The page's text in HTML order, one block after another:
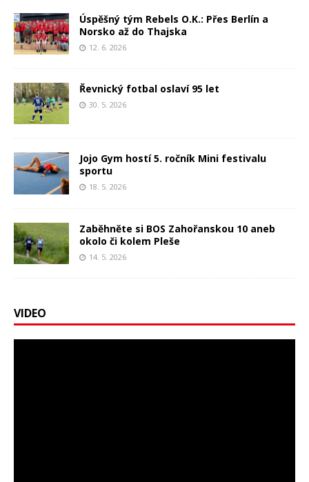
Úspěšný tým Rebels O.K.: Přes Berlín a
Norsko až do Thajska
12. 6. 2026
Řevnický fotbal oslaví 95 let
30. 5. 2026
Jojo Gym hostí 5. ročník Mini festivalu
sportu
18. 5. 2026
Zaběhněte si BOS Zahořanskou 10 aneb
okolo či kolem Pleše
14. 5. 2026
VIDEO